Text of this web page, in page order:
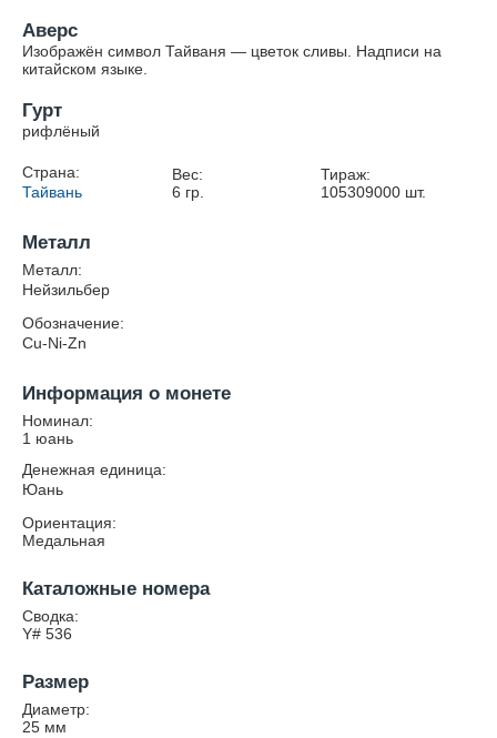
Аверс
Изображён символ Тайваня — цветок сливы. Надписи на
китайском языке.
Гурт
рифлёный
Страна:
Тайвань
Вес:
6 гр.
Тираж:
105309000 шт.
Металл
Металл:
Нейзильбер
Обозначение:
Cu-Ni-Zn
Информация о монете
Номинал:
1 юань
Денежная единица:
Юань
Ориентация:
Медальная
Каталожные номера
Сводка:
Y# 536
Размер
Диаметр:
25 мм